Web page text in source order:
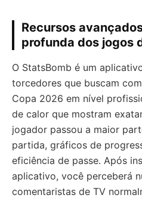
Recursos
profunda dos jogos
O StatsBomb é um
torcedores que buscam
Copa 2026 em nível
de calor que mostram
jogador passou a maior
partida, gráficos de
eficiência de passe. Após
aplicativo, você perceberá
comentaristas de TV